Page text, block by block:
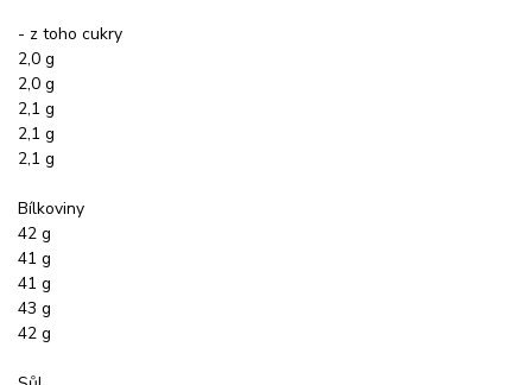
- z toho cukry
2,0 g
2,0 g
2,1 g
2,1 g
2,1 g
Bílkoviny
42 g
41 g
41 g
43 g
42 g